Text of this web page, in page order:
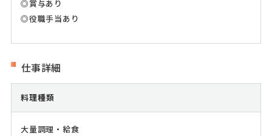
◎賞与あり
◎役職手当あり
仕事詳細
料理種類
大量調理・給食